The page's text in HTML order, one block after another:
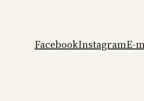
FacebookInstagramE-